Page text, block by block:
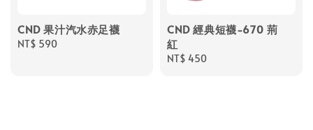
CND 果汁汽水赤足襪
Regular
NT$ 590
CND 經典短襪-670 荊
紅
Regular
NT$ 450